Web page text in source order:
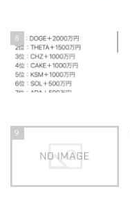
8
9